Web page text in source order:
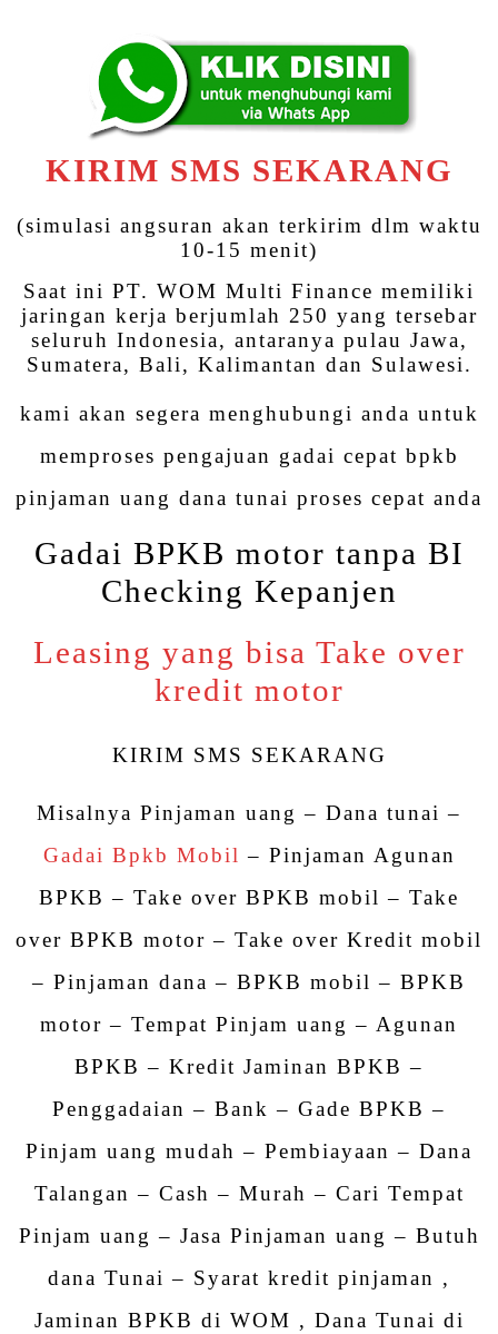
KIRIM SMS SEKARANG
(simulasi angsuran akan terkirim dlm waktu
10-15 menit)
Saat ini PT. WOM Multi Finance memiliki
jaringan kerja berjumlah 250 yang tersebar
seluruh Indonesia, antaranya pulau Jawa,
Sumatera, Bali, Kalimantan dan Sulawesi.
kami akan segera menghubungi anda untuk
memproses pengajuan gadai cepat bpkb
pinjaman uang dana tunai proses cepat anda
Gadai BPKB motor tanpa BI
Checking Kepanjen
Leasing yang bisa Take over
kredit motor
KIRIM SMS SEKARANG
Misalnya Pinjaman uang – Dana tunai –
Gadai Bpkb Mobil – Pinjaman Agunan
BPKB – Take over BPKB mobil – Take
over BPKB motor – Take over Kredit mobil
– Pinjaman dana – BPKB mobil – BPKB
motor – Tempat Pinjam uang – Agunan
BPKB – Kredit Jaminan BPKB –
Penggadaian – Bank – Gade BPKB –
Pinjam uang mudah – Pembiayaan – Dana
Talangan – Cash – Murah – Cari Tempat
Pinjam uang – Jasa Pinjaman uang – Butuh
dana Tunai – Syarat kredit pinjaman ,
Jaminan BPKB di WOM , Dana Tunai di